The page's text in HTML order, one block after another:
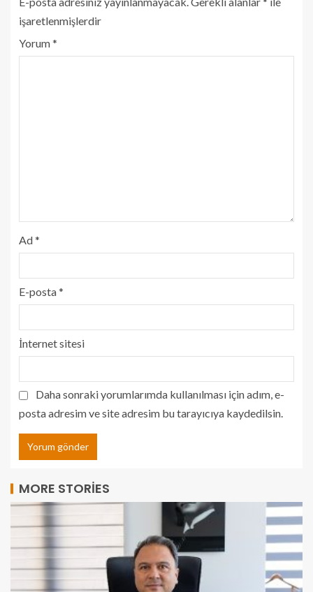
işaretlenmişlerdir
Yorum*
Ad*
E-posta*
İnternet sitesi
Daha sonraki yorumlarımda kullanılması için adım, e-
posta adresim ve site adresim bu tarayıcıya kaydedilsin.
MORE STORIES